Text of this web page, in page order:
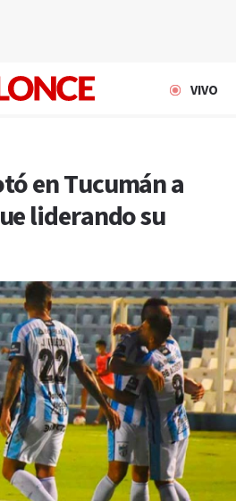
VIVO
en Tucumán a
liderando su